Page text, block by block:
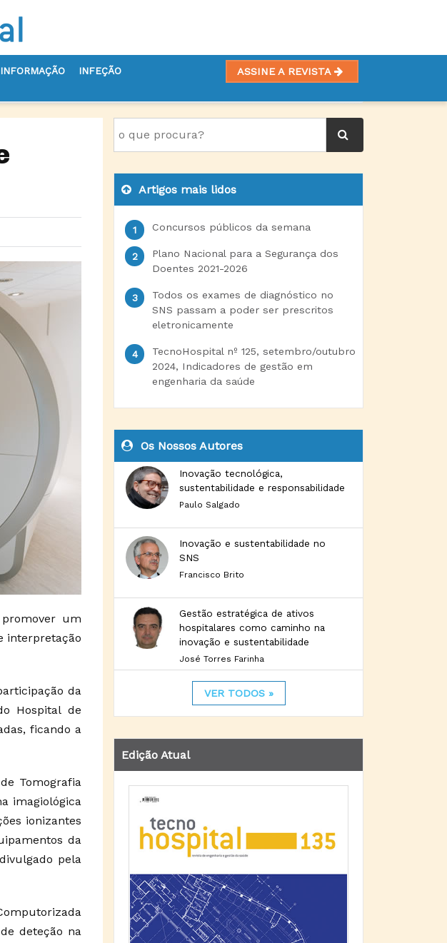
INFEÇÃO
ASSINE A REVISTA
um
interpretação
da
Hospital de
ficando a
Tomografia
imagiológica
ionizantes
da
pela
deteção na
Artigos mais lidos
Concursos públicos da semana
Plano Nacional para a Segurança dos
Doentes 2021-2026
Todos os exames de diagnóstico no
SNS passam a poder ser prescritos
eletronicamente
TecnoHospital nº 125, setembro/outubro
2024, Indicadores de gestão em
engenharia da saúde
Os Nossos Autores
Inovação tecnológica,
sustentabilidade e responsabilidade
Paulo Salgado
Inovação e sustentabilidade no
SNS
Francisco Brito
Gestão estratégica de ativos
hospitalares como caminho na
inovação e sustentabilidade
José Torres Farinha
VER TODOS »
Edição Atual